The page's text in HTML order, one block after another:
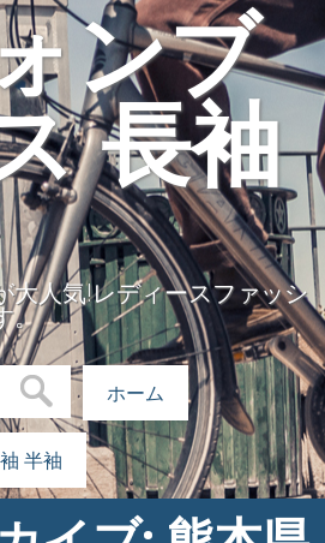
ンブ
長袖
大人気!レディースファッシ
。
ホーム
半袖